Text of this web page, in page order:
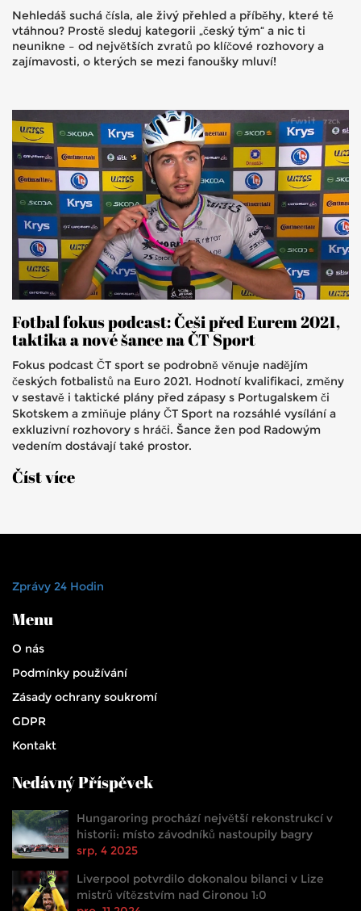
Nehledáš suchá čísla, ale živý přehled a příběhy, které tě
vtáhnou? Prostě sleduj kategorii „český tým“ a nic ti
neunikne – od největších zvratů po klíčové rozhovory a
zajímavosti, o kterých se mezi fanoušky mluví!
Fotbal fokus podcast: Češi před Eurem 2021,
taktika a nové šance na ČT Sport
Fokus podcast ČT sport se podrobně věnuje nadějím
českých fotbalistů na Euro 2021. Hodnotí kvalifikaci, změny
v sestavě i taktické plány před zápasy s Portugalskem či
Skotskem a zmiňuje plány ČT Sport na rozsáhlé vysílání a
exkluzivní rozhovory s hráči. Šance žen pod Radowým
vedením dostávají také prostor.
Číst více
Zprávy 24 Hodin
Menu
O nás
Podmínky používání
Zásady ochrany soukromí
GDPR
Kontakt
Nedávný Příspěvek
Hungaroring prochází největší rekonstrukcí v
historii: místo závodníků nastoupily bagry
srp, 4 2025
Liverpool potvrdilo dokonalou bilanci v Lize
mistrů vítězstvím nad Gironou 1:0